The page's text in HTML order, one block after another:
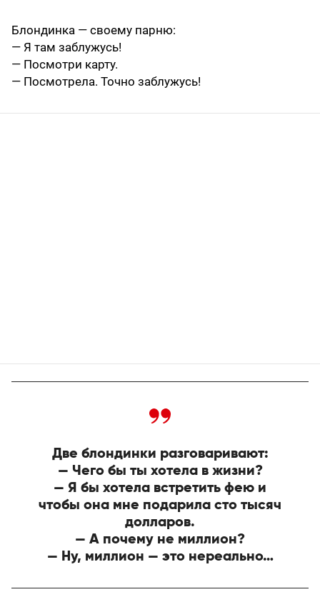
Блондинка — своему парню:
— Я там заблужусь!
— Посмотри карту.
— Посмотрела. Точно заблужусь!
Две блондинки разговаривают:
— Чего бы ты хотела в жизни?
— Я бы хотела встретить фею и
чтобы она мне подарила сто тысяч
долларов.
— А почему не миллион?
— Ну, миллион — это нереально…